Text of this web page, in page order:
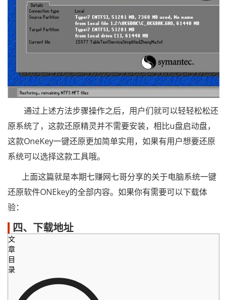
通过上述方法步骤操作之后，用户们就可以轻轻松松还
原系统了，这款还原精灵并不需要安装，相比u盘启动盘，
这款OneKey一键还原更加简单实用，如果有用户想要还原
系统可以选择这款工具哦。
上面这篇就是本期七赚网七哥分享的关于电脑系统一键
还原软件ONEkey的全部内容。如果你有需要可以下载体
验：
四、下载地址
文
章
目
录